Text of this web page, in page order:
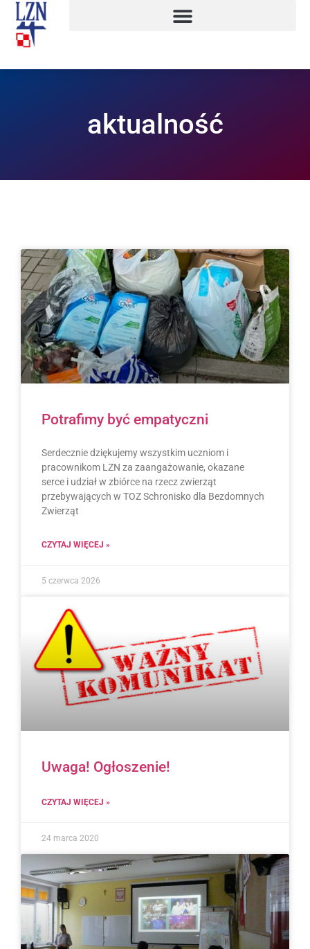
aktualność
Potrafimy być empatyczni
Serdecznie dziękujemy wszystkim uczniom i
pracownikom LZN za zaangażowanie, okazane
serce i udział w zbiórce na rzecz zwierząt
przebywających w TOZ Schronisko dla Bezdomnych
Zwierząt
CZYTAJ WIĘCEJ »
5 czerwca 2026
Uwaga! Ogłoszenie!
CZYTAJ WIĘCEJ »
24 marca 2020